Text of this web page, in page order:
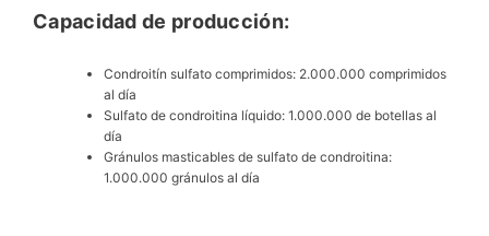
Capacidad de producción:
Condroitín sulfato comprimidos: 2.000.000 comprimidos
al día
Sulfato de condroitina líquido: 1.000.000 de botellas al
día
Gránulos masticables de sulfato de condroitina:
1.000.000 gránulos al día